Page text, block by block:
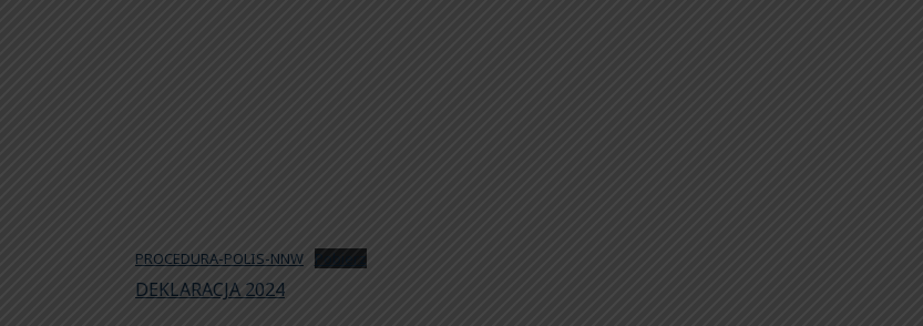
PROCEDURA-POLIS-NNW
DEKLARACJA 2024